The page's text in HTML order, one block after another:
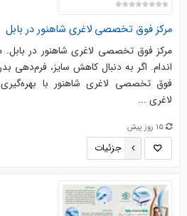
مرکز فوق تخصصی لاغری شاهنور در بابل
مرکز فوق تخصصی لاغری شاهنور در
اندام. اگر به دنبال کاهش سایز، فرم‌دهی
فوق تخصصی لاغری شاهنور با بهره‌گیری
لاغری ...
15 روز پیش
جزئیات